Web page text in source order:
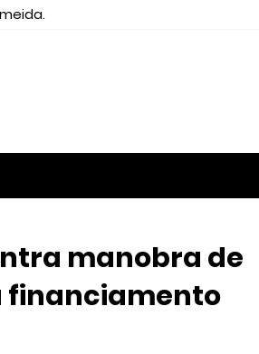
manobra de
financiamento